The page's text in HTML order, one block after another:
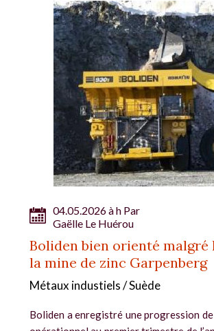
04.05.2026 à h Par
Gaëlle Le Huérou
Boliden bien orienté malgré
la mine de zinc Garpenberg
Métaux industiels / Suède
Boliden a enregistré une progression